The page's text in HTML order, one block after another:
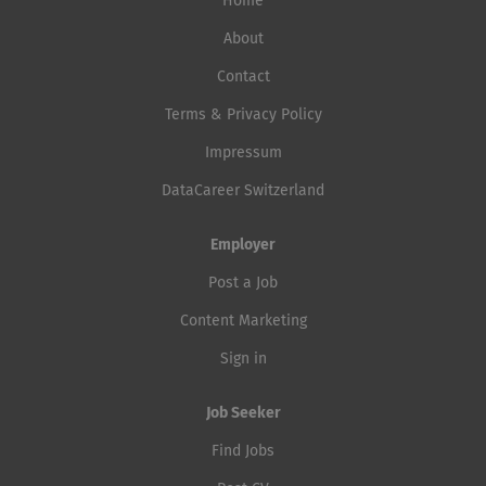
About
Contact
Terms & Privacy Policy
Impressum
DataCareer Switzerland
Employer
Post a Job
Content Marketing
Sign in
Job Seeker
Find Jobs